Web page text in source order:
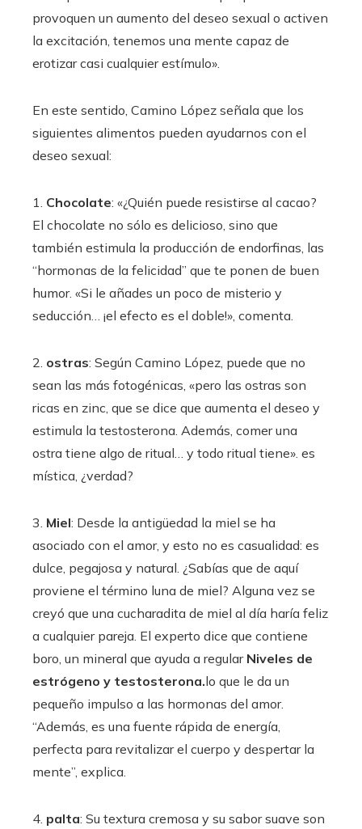
provoquen un aumento del deseo sexual o activen
la excitación, tenemos una mente capaz de
erotizar casi cualquier estímulo».
En este sentido, Camino López señala que los
siguientes alimentos pueden ayudarnos con el
deseo sexual:
1. Chocolate: «¿Quién puede resistirse al cacao?
El chocolate no sólo es delicioso, sino que
también estimula la producción de endorfinas, las
“hormonas de la felicidad” que te ponen de buen
humor. «Si le añades un poco de misterio y
seducción… ¡el efecto es el doble!», comenta.
2. ostras: Según Camino López, puede que no
sean las más fotogénicas, «pero las ostras son
ricas en zinc, que se dice que aumenta el deseo y
estimula la testosterona. Además, comer una
ostra tiene algo de ritual… y todo ritual tiene». es
mística, ¿verdad?
3. Miel: Desde la antigüedad la miel se ha
asociado con el amor, y esto no es casualidad: es
dulce, pegajosa y natural. ¿Sabías que de aquí
proviene el término luna de miel? Alguna vez se
creyó que una cucharadita de miel al día haría feliz
a cualquier pareja. El experto dice que contiene
boro, un mineral que ayuda a regularNiveles de
estrógeno y testosterona.lo que le da un
pequeño impulso a las hormonas del amor.
“Además, es una fuente rápida de energía,
perfecta para revitalizar el cuerpo y despertar la
mente”, explica.
4. palta: Su textura cremosa y su sabor suave son